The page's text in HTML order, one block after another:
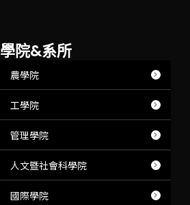
學院&系所
農學院
工學院
管理學院
人文暨社會科學院
國際學院